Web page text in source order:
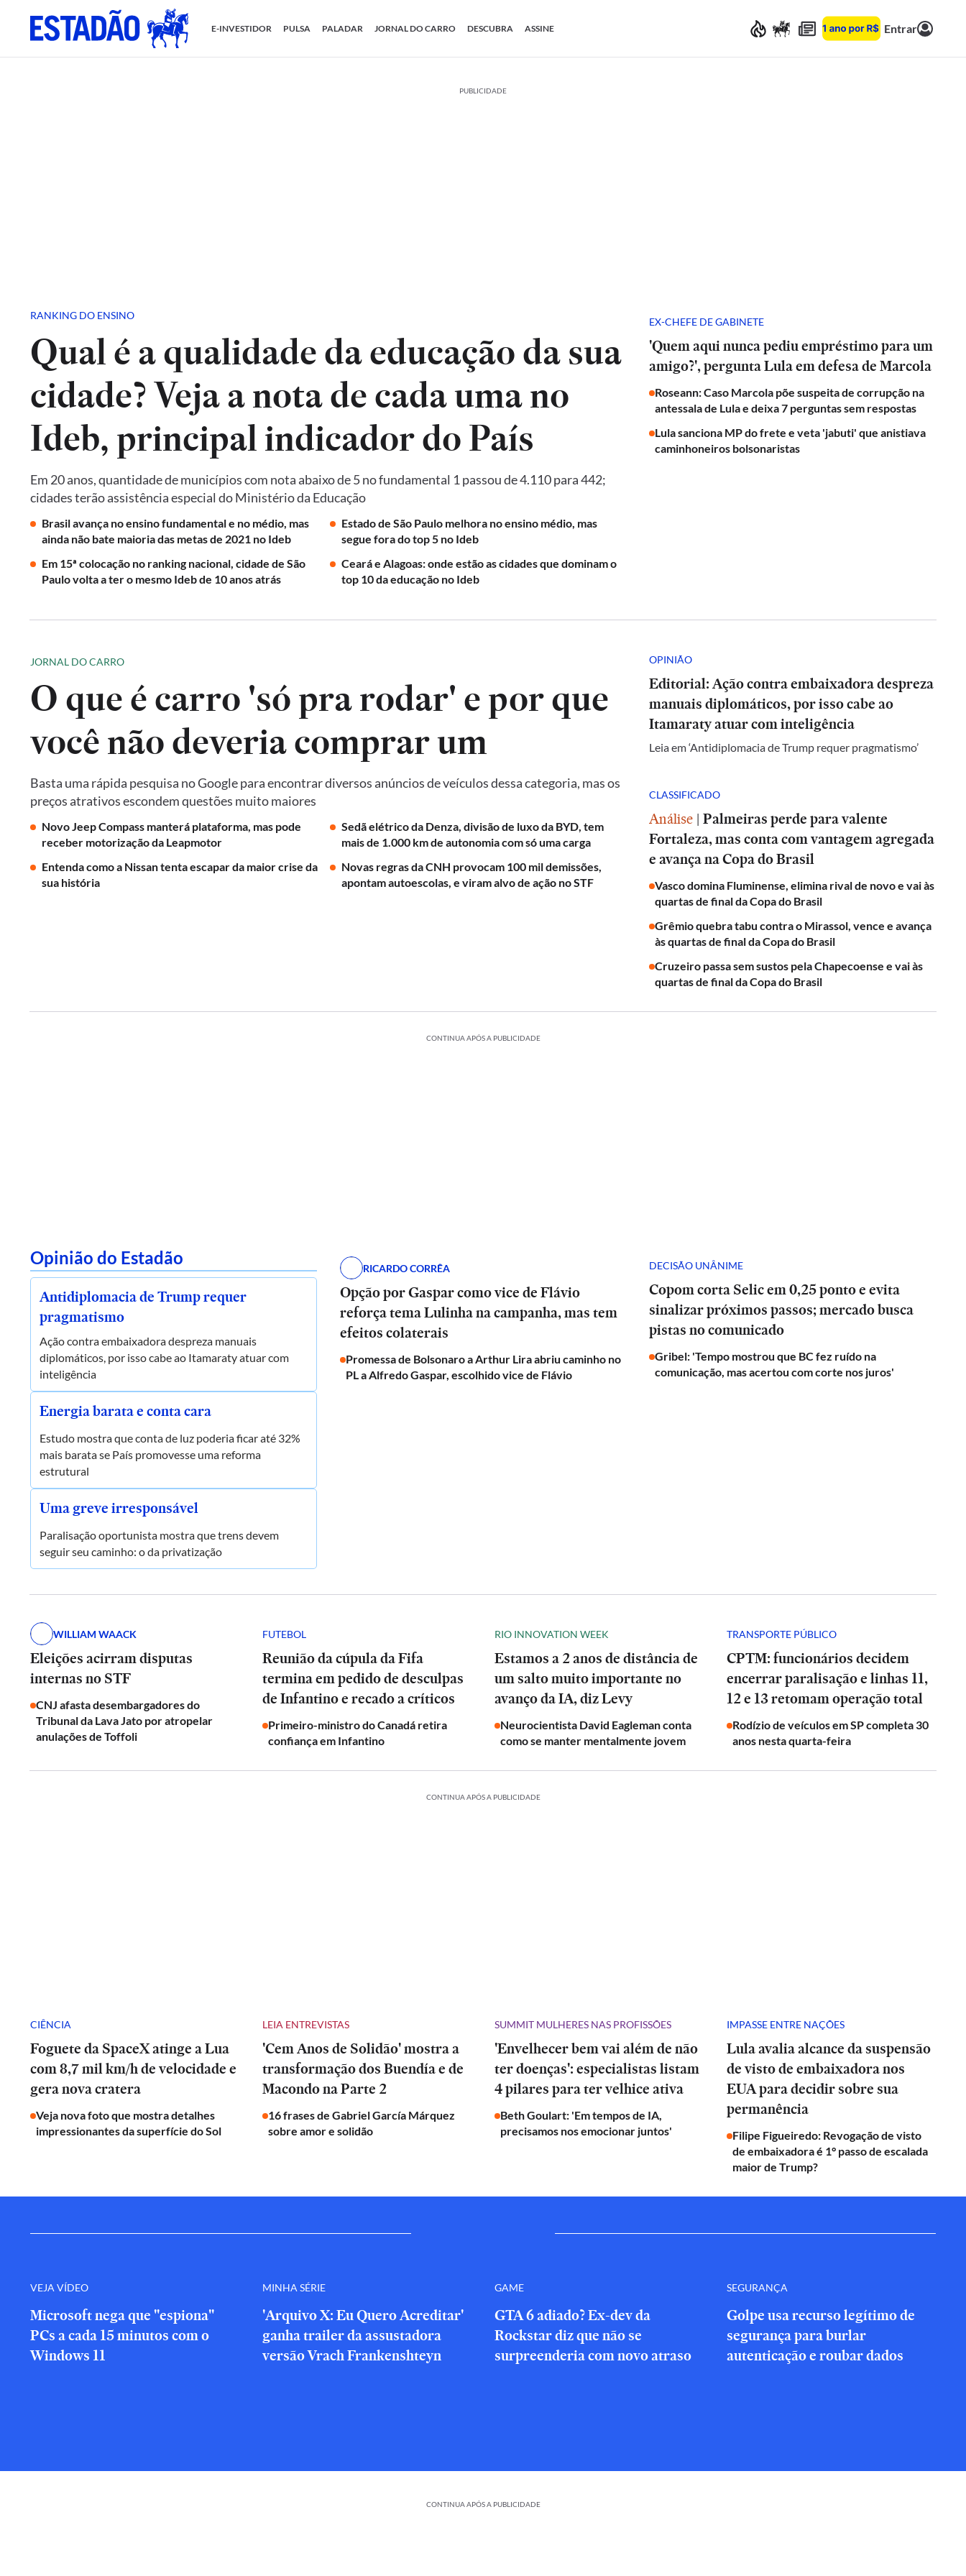
E-INVESTIDOR PULSA PALADAR JORNAL DO CARRO DESCUBRA ASSINE Entrar
PUBLICIDADE
RANKING DO ENSINO
Qual é a qualidade da educação da sua
cidade? Veja a nota de cada uma no
Ideb, principal indicador do País
Em 20 anos, quantidade de municípios com nota abaixo de 5 no fundamental 1 passou de 4.110 para 442;
cidades terão assistência especial do Ministério da Educação
Brasil avança no ensino fundamental e no médio, mas
ainda não bate maioria das metas de 2021 no Ideb
Estado de São Paulo melhora no ensino médio, mas
segue fora do top 5 no Ideb
Em 15ª colocação no ranking nacional, cidade de São
Paulo volta a ter o mesmo Ideb de 10 anos atrás
Ceará e Alagoas: onde estão as cidades que dominam o
top 10 da educação no Ideb
EX-CHEFE DE GABINETE
'Quem aqui nunca pediu empréstimo para um
amigo?', pergunta Lula em defesa de Marcola
Roseann: Caso Marcola põe suspeita de corrupção na
antessala de Lula e deixa 7 perguntas sem respostas
Lula sanciona MP do frete e veta 'jabuti' que anistiava
caminhoneiros bolsonaristas
JORNAL DO CARRO
O que é carro 'só pra rodar' e por que
você não deveria comprar um
Basta uma rápida pesquisa no Google para encontrar diversos anúncios de veículos dessa categoria, mas os
preços atrativos escondem questões muito maiores
Novo Jeep Compass manterá plataforma, mas pode
receber motorização da Leapmotor
Sedã elétrico da Denza, divisão de luxo da BYD, tem
mais de 1.000 km de autonomia com só uma carga
Entenda como a Nissan tenta escapar da maior crise da
sua história
Novas regras da CNH provocam 100 mil demissões,
apontam autoescolas, e viram alvo de ação no STF
OPINIÃO
Editorial: Ação contra embaixadora despreza
manuais diplomáticos, por isso cabe ao
Itamaraty atuar com inteligência
Leia em ‘Antidiplomacia de Trump requer pragmatismo’
CLASSIFICADO
Análise | Palmeiras perde para valente
Fortaleza, mas conta com vantagem agregada
e avança na Copa do Brasil
Vasco domina Fluminense, elimina rival de novo e vai às
quartas de final da Copa do Brasil
Grêmio quebra tabu contra o Mirassol, vence e avança
às quartas de final da Copa do Brasil
Cruzeiro passa sem sustos pela Chapecoense e vai às
quartas de final da Copa do Brasil
CONTINUA APÓS A PUBLICIDADE
Opinião do Estadão
Antidiplomacia de Trump requer
pragmatismo
Ação contra embaixadora despreza manuais
diplomáticos, por isso cabe ao Itamaraty atuar com
inteligência
Energia barata e conta cara
Estudo mostra que conta de luz poderia ficar até 32%
mais barata se País promovesse uma reforma
estrutural
Uma greve irresponsável
Paralisação oportunista mostra que trens devem
seguir seu caminho: o da privatização
RICARDO CORRÊA
Opção por Gaspar como vice de Flávio
reforça tema Lulinha na campanha, mas tem
efeitos colaterais
Promessa de Bolsonaro a Arthur Lira abriu caminho no
PL a Alfredo Gaspar, escolhido vice de Flávio
DECISÃO UNÂNIME
Copom corta Selic em 0,25 ponto e evita
sinalizar próximos passos; mercado busca
pistas no comunicado
Gribel: 'Tempo mostrou que BC fez ruído na
comunicação, mas acertou com corte nos juros'
WILLIAM WAACK
Eleições acirram disputas
internas no STF
CNJ afasta desembargadores do
Tribunal da Lava Jato por atropelar
anulações de Toffoli
FUTEBOL
Reunião da cúpula da Fifa
termina em pedido de desculpas
de Infantino e recado a críticos
Primeiro-ministro do Canadá retira
confiança em Infantino
RIO INNOVATION WEEK
Estamos a 2 anos de distância de
um salto muito importante no
avanço da IA, diz Levy
Neurocientista David Eagleman conta
como se manter mentalmente jovem
TRANSPORTE PÚBLICO
CPTM: funcionários decidem
encerrar paralisação e linhas 11,
12 e 13 retomam operação total
Rodízio de veículos em SP completa 30
anos nesta quarta-feira
CONTINUA APÓS A PUBLICIDADE
CIÊNCIA
Foguete da SpaceX atinge a Lua
com 8,7 mil km/h de velocidade e
gera nova cratera
Veja nova foto que mostra detalhes
impressionantes da superfície do Sol
LEIA ENTREVISTAS
'Cem Anos de Solidão' mostra a
transformação dos Buendía e de
Macondo na Parte 2
16 frases de Gabriel García Márquez
sobre amor e solidão
SUMMIT MULHERES NAS PROFISSÕES
'Envelhecer bem vai além de não
ter doenças': especialistas listam
4 pilares para ter velhice ativa
Beth Goulart: 'Em tempos de IA,
precisamos nos emocionar juntos'
IMPASSE ENTRE NAÇÕES
Lula avalia alcance da suspensão
de visto de embaixadora nos
EUA para decidir sobre sua
permanência
Filipe Figueiredo: Revogação de visto
de embaixadora é 1° passo de escalada
maior de Trump?
VEJA VÍDEO
Microsoft nega que "espiona"
PCs a cada 15 minutos com o
Windows 11
MINHA SÉRIE
'Arquivo X: Eu Quero Acreditar'
ganha trailer da assustadora
versão Vrach Frankenshteyn
GAME
GTA 6 adiado? Ex-dev da
Rockstar diz que não se
surpreenderia com novo atraso
SEGURANÇA
Golpe usa recurso legítimo de
segurança para burlar
autenticação e roubar dados
CONTINUA APÓS A PUBLICIDADE